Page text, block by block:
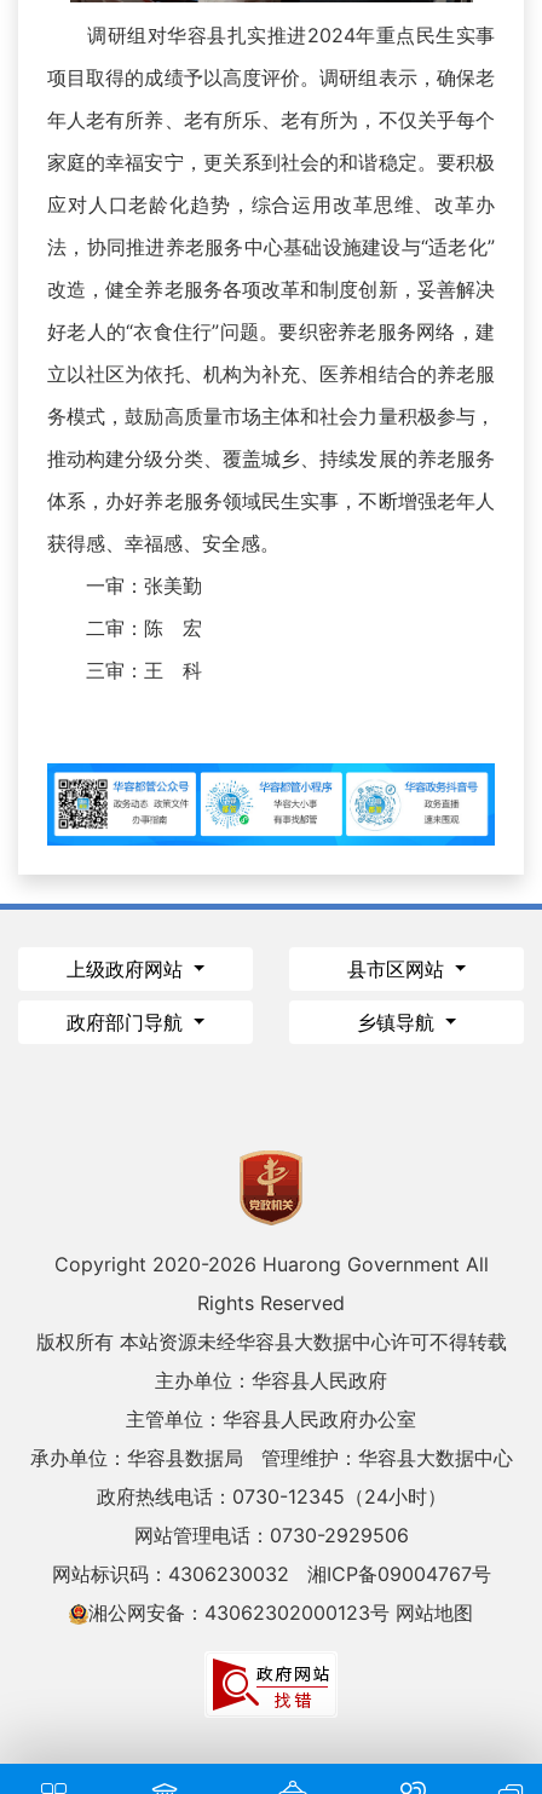
调研组对华容县扎实推进2024年重点民生实事
项目取得的成绩予以高度评价。调研组表示，确保老
年人老有所养、老有所乐、老有所为，不仅关乎每个
家庭的幸福安宁，更关系到社会的和谐稳定。要积极
应对人口老龄化趋势，综合运用改革思维、改革办
法，协同推进养老服务中心基础设施建设与“适老化”
改造，健全养老服务各项改革和制度创新，妥善解决
好老人的“衣食住行”问题。要织密养老服务网络，建
立以社区为依托、机构为补充、医养相结合的养老服
务模式，鼓励高质量市场主体和社会力量积极参与，
推动构建分级分类、覆盖城乡、持续发展的养老服务
体系，办好养老服务领域民生实事，不断增强老年人
获得感、幸福感、安全感。
一审：张美勤
二审：陈 宏
三审：王 科
上级政府网站 县市区网站
政府部门导航 乡镇导航
Copyright 2020-2026 Huarong Government All
Rights Reserved
版权所有 本站资源未经华容县大数据中心许可不得转载
主办单位：华容县人民政府
主管单位：华容县人民政府办公室
承办单位：华容县数据局
管理维护：华容县大数据中心
政府热线电话：0730-12345（24小时）
网站管理电话：0730-2929506
网站标识码：4306230032
湘ICP备09004767号
湘公网安备：43062302000123号 网站地图